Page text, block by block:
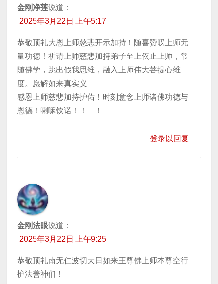
金刚净莲说道：
2025年3月22日 上午5:17
恭敬顶礼大恩上师慈悲开示加持！随喜赞叹上师无
量功德！祈请上师慈悲加持弟子至上依止上师，常
随佛学，跳出假我思维，融入上师伟大菩提心维
度。愿解如来真实义！
感恩上师慈悲加持护佑！时刻意念上师诸佛功德与
恩德！喇嘛钦诺！！！！
登录以回复
金刚法眼说道：
2025年3月22日 上午9:25
恭敬顶礼南无仁波切大日如来王尊佛上师本尊空行
护法善神们！